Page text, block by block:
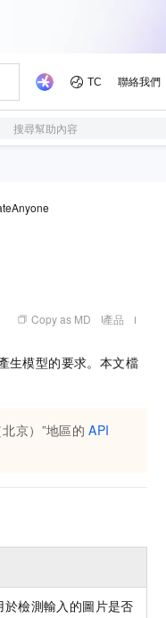
搜尋幫助內容
Copy as MD 產品
生模型的要求。本文檔
京）”地區的 API
檢測輸入的圖片是否